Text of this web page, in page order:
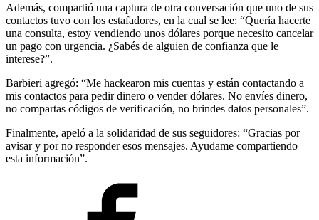
Además, compartió una captura de otra conversación que uno de sus
contactos tuvo con los estafadores, en la cual se lee: “Quería hacerte
una consulta, estoy vendiendo unos dólares porque necesito cancelar
un pago con urgencia. ¿Sabés de alguien de confianza que le
interese?”.
Barbieri agregó: “Me hackearon mis cuentas y están contactando a
mis contactos para pedir dinero o vender dólares. No envíes dinero,
no compartas códigos de verificación, no brindes datos personales”.
Finalmente, apeló a la solidaridad de sus seguidores: “Gracias por
avisar y por no responder esos mensajes. Ayudame compartiendo
esta información”.